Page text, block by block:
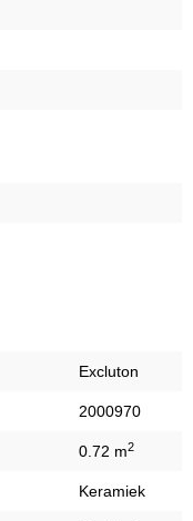
Excluton
2000970
0.72 m2
Keramiek